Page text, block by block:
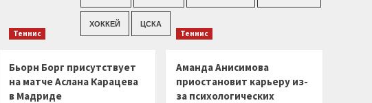
ХОККЕЙ ЦСКА
Теннис
Бьорн Борг присутствует
на матче Аслана Карацева
в Мадриде
Теннис
Аманда Анисимова
приостановит карьеру из-
за психологических